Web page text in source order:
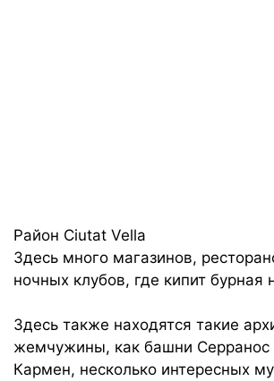
Район Ciutat Vella
Здесь много магазинов,
ночных клубов, где кипит бурная
Здесь также находятся такие
жемчужины, как башни Серранос
Кармен, несколько интересных